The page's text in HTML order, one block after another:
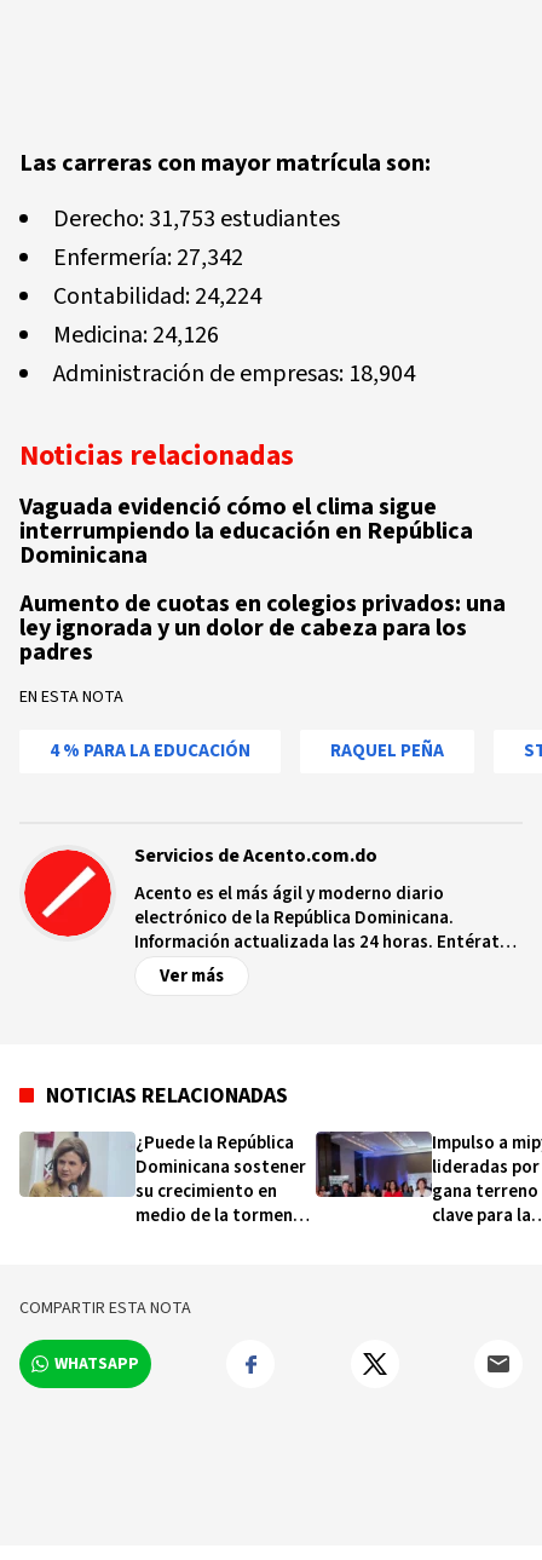
Las carreras con mayor matrícula son:
Derecho: 31,753 estudiantes
Enfermería: 27,342
Contabilidad: 24,224
Medicina: 24,126
Administración de empresas: 18,904
Noticias relacionadas
Vaguada evidenció cómo el clima sigue
interrumpiendo la educación en República
Dominicana
Aumento de cuotas en colegios privados: una
ley ignorada y un dolor de cabeza para los
padres
EN ESTA NOTA
4 % PARA LA EDUCACIÓN RAQUEL PEÑA
Servicios de Acento.com.do
Acento es el más ágil y moderno diario
electrónico de la República Dominicana.
Información actualizada las 24 horas. Entérate
de las noticias y sucesos más importantes a
nivel nacional e internacional, videos y fotos
Ver más
NOTICIAS RELACIONADAS
¿Puede la República
Dominicana sostener
su crecimiento en
medio de la tormenta
Impulso a
lideradas
gana
clave para la
COMPARTIR ESTA NOTA
WHATSAPP